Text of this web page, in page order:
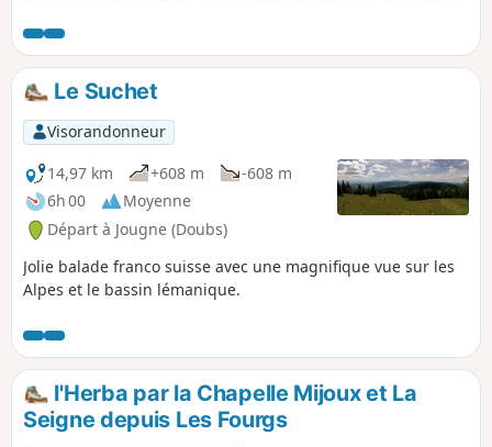
Le Suchet
Visorandonneur
14,97 km
+608 m
-608 m
6h 00
Moyenne
Départ à Jougne (Doubs)
Jolie balade franco suisse avec une magnifique vue sur les
Alpes et le bassin lémanique.
l'Herba par la Chapelle Mijoux et La
Seigne depuis Les Fourgs